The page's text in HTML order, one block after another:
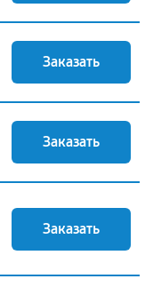
Заказать
Заказать
Заказать